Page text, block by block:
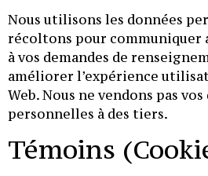
Nous utilisons les données
récoltons pour communiquer
à vos demandes de
améliorer l’expérience
Web. Nous ne vendons pas
personnelles à des tiers.
Témoins